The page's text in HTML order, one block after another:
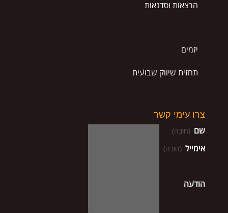
הרצאות וסדנאות
יזמים
תחזית שיווק שבועית
צרו עימי קשר
שם (חובה)
אימייל (חובה)
הודעה